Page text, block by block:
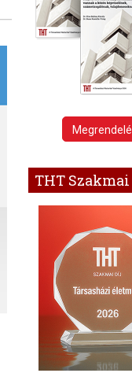
THT